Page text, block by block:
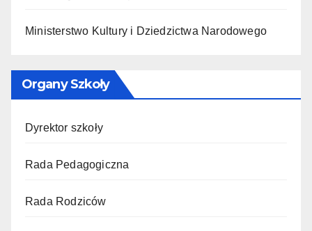
Ministerstwo Kultury i Dziedzictwa Narodowego
Organy Szkoły
Dyrektor szkoły
Rada Pedagogiczna
Rada Rodziców